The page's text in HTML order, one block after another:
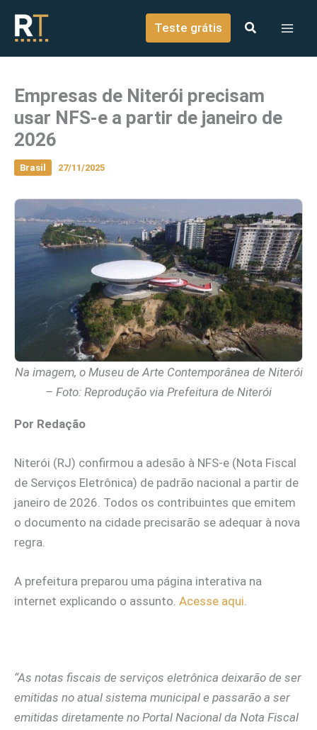
conteúdo
Teste grátis
Empresas de Niterói precisam
usar NFS-e a partir de janeiro de
2026
Brasil 27/11/2025
Na imagem, o Museu de Arte Contemporânea de Niterói
– Foto: Reprodução via Prefeitura de Niterói
Por Redação
Niterói (RJ) confirmou a adesão à NFS-e (Nota Fiscal
de Serviços Eletrônica) de padrão nacional a partir de
janeiro de 2026. Todos os contribuintes que emitem
o documento na cidade precisarão se adequar à nova
regra.
A prefeitura preparou uma página interativa na
internet explicando o assunto. Acesse aqui.
“As notas fiscais de serviços eletrônica deixarão de ser
emitidas no atual sistema municipal e passarão a ser
emitidas diretamente no Portal Nacional da Nota Fiscal